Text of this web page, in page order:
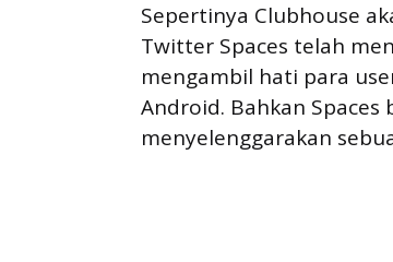
Sepertinya Clubhouse
Twitter Spaces telah
mengambil hati para
Android. Bahkan
menyelenggarakan